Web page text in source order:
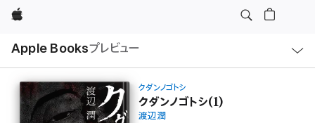
Apple
Apple Booksプレビュー
ル
クダンノゴトシ
クダンノゴトシ(1)
渡辺潤